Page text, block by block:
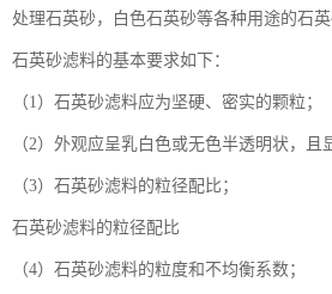
处理石英砂，白色石英砂等各种用途的石
石英砂滤料的基本要求如下：
（1）石英砂滤料应为坚硬、密实的颗粒；
（2）外观应呈乳白色或无色半透明状，且
（3）石英砂滤料的粒径配比；
石英砂滤料的粒径配比
（4）石英砂滤料的粒度和不均衡系数；